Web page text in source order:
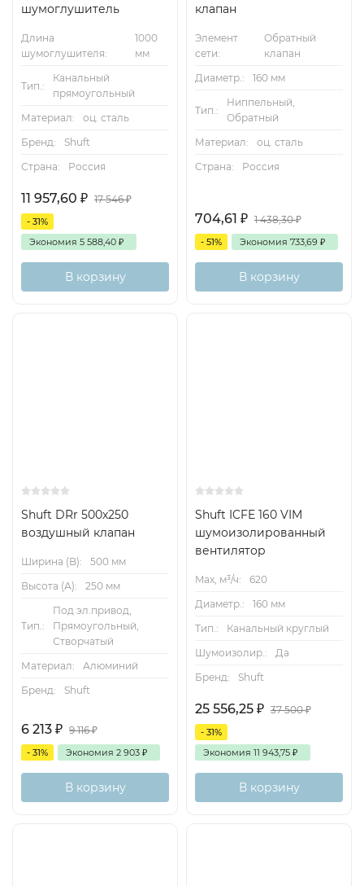
шумоглушитель
Длина
шумоглушителя:
1000
мм
Тип.:
Канальный
прямоугольный
Материал:
оц. сталь
Бренд:
Shuft
Страна:
Россия
11 957,60 ₽ 17 546₽
- 31%
Экономия 5 588,40 ₽
В корзину
клапан
Элемент
сети:
Обратный
клапан
Диаметр.:
160 мм
Тип.:
Ниппельный,
Обратный
Материал:
оц. сталь
Страна:
Россия
704,61 ₽ 1 438,30₽
- 51% Экономия 733,69 ₽
В корзину
Shuft DRr 500x250
воздушный клапан
Ширина (B):
500 мм
Высота (А):
250 мм
Тип.:
Под эл.привод,
Прямоугольный,
Створчатый
Материал:
Алюминий
Бренд:
Shuft
6 213 ₽ 9 116₽
- 31% Экономия 2 903 ₽
В корзину
Shuft ICFE 160 VIM
шумоизолированный
вентилятор
Max, м³/ч:
620
Диаметр.:
160 мм
Тип.:
Канальный круглый
Шумоизолир.:
Да
Бренд:
Shuft
25 556,25 ₽ 37 500₽
- 31%
Экономия 11 943,75 ₽
В корзину